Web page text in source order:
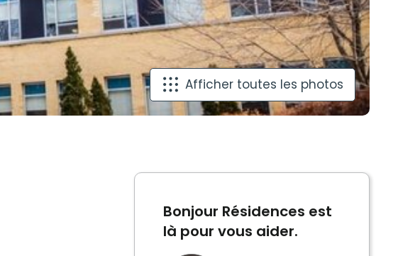
Afficher toutes les photos
Bonjour Résidences est
là pour vous aider.